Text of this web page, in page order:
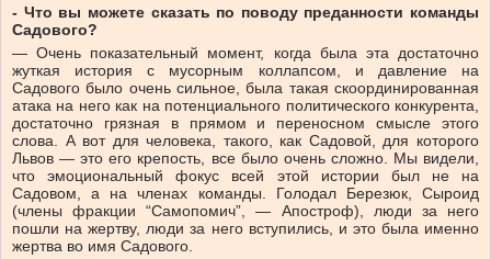
- Что вы можете сказать по поводу преданности команды
Садового?
— Очень показательный момент, когда была эта достаточно
жуткая история с мусорным коллапсом, и давление на
Садового было очень сильное, была такая скоординированная
атака на него как на потенциального политического конкурента,
достаточно грязная в прямом и переносном смысле этого
слова. А вот для человека, такого, как Садовой, для которого
Львов — это его крепость, все было очень сложно. Мы видели,
что эмоциональный фокус всей этой истории был не на
Садовом, а на членах команды. Голодал Березюк, Сыроид
(члены фракции “Самопомич”, — Апостроф), люди за него
пошли на жертву, люди за него вступились, и это была именно
жертва во имя Садового.